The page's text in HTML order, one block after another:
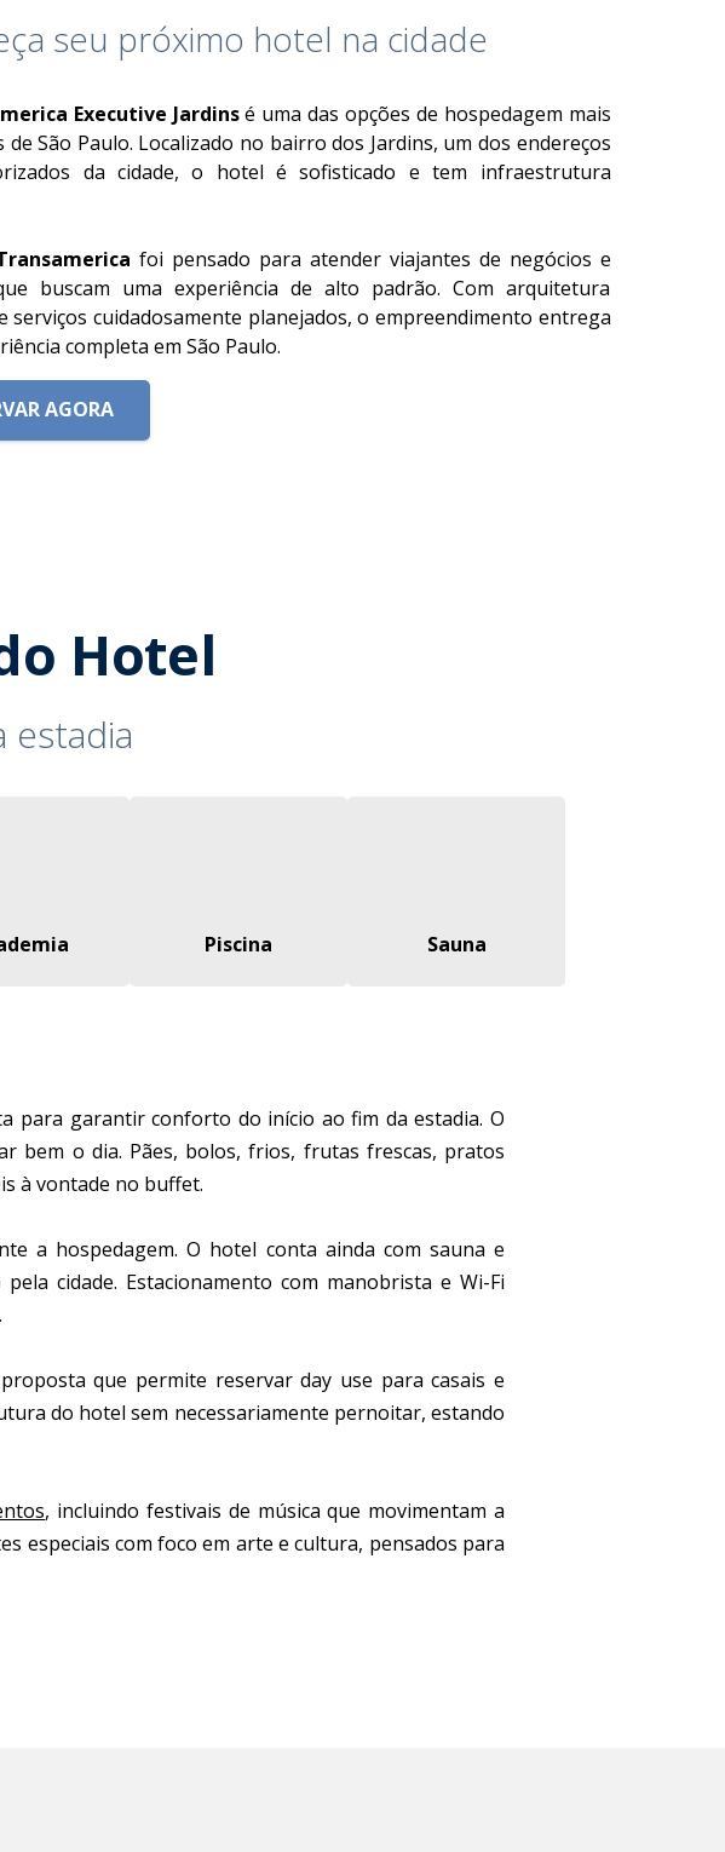
seu próximo hotel na cidade
Executive Jardinsé uma das opções de hospedagem mais
de São Paulo. Localizado no bairro dos Jardins, um dos endereços
da cidade, o hotel é sofisticado e tem infraestrutura
foi pensado para atender viajantes de negócios e
buscam uma experiência de alto padrão. Com arquitetura
serviços cuidadosamente planejados, o empreendimento entrega
completa em São Paulo.
AGORA
Hotel
Piscina Sauna
para garantir conforto do início ao fim da estadia. O
bem o dia. Pães, bolos, frios, frutas frescas, pratos
à vontade no buffet.
a hospedagem. O hotel conta ainda com sauna e
cidade. Estacionamento com manobrista e Wi-Fi
.
que permite reservar day use para casais e
do hotel sem necessariamente pernoitar, estando
, incluindo festivais de música que movimentam a
especiais com foco em arte e cultura, pensados para